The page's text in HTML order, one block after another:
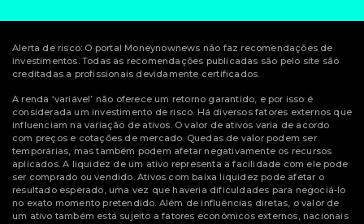
Alerta de risco: O portal Moneynownews não faz recomendações de
investimentos. Todas as recomendações publicadas são pelo site são
creditadas a profissionais devidamente certificados.
A renda ‘variável’ não oferece um retorno garantido, e por isso é
considerada um investimento de risco. Há diversos fatores externos que
influenciam na variação de ativos. O valor de ativos varia de acordo
com preços e cotações de mercado. Quedas de valor podem ser
temporárias, mas também podem afetar negativamente os recursos
aplicados. A liquidez de um ativo representa a facilidade com ele pode
ser comprado ou vendido. Ativos com baixa liquidez pode afetar o
resultado esperado, uma vez que haveria dificuldades para negociá-lo
no exato momento pretendido. Além de influências diretas, o valor de
um ativo também está sujeito a fatores econômicos externos, nacionais